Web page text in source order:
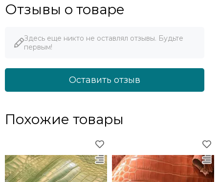
Отзывы о товаре
Здесь еще никто не оставлял отзывы. Будьте
первым!
Оставить отзыв
Похожие товары